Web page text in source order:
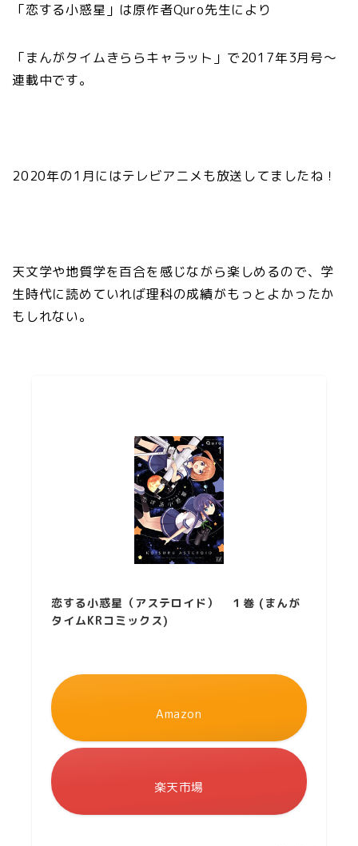
「恋する小惑星」は原作者Quro先生により
「まんがタイムきららキャラット」で2017年3月号〜
連載中です。
2020年の1月にはテレビアニメも放送してましたね！
天文学や地質学を百合を感じながら楽しめるので、学
生時代に読めていれば理科の成績がもっとよかったか
もしれない。
恋する小惑星（アステロイド） １巻 (まんが
タイムKRコミックス)
Amazon
楽天市場